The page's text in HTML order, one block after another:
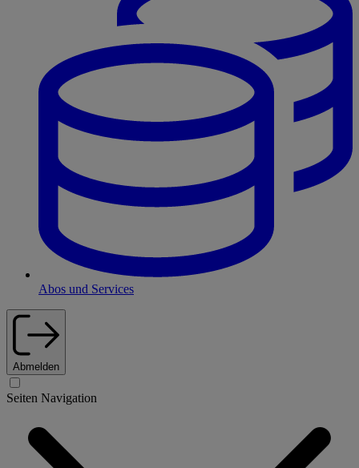
Abos und Services
Abmelden
Seiten Navigation